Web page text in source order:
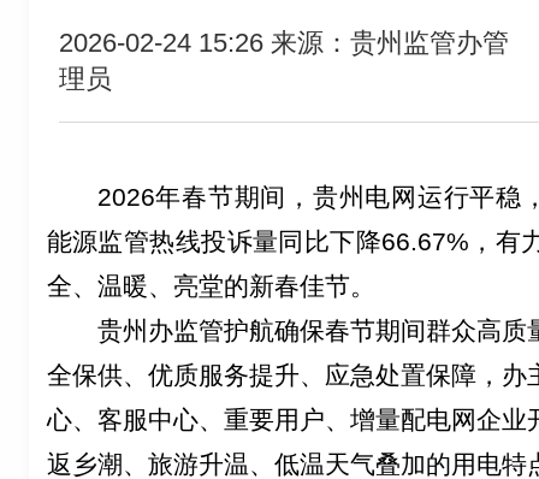
2026-02-24 15:26 来源：贵州监管办管
理员
2026年春节期间，贵州电网运行平稳
能源监管热线投诉量同比下降66.67%，有
全、温暖、亮堂的新春佳节。
贵州办监管护航确保春节期间群众高质
全保供、优质服务提升、应急处置保障，办
心、客服中心、 重要用户、增量配电网企业
返乡潮、旅游升温、低温天气叠加的用电